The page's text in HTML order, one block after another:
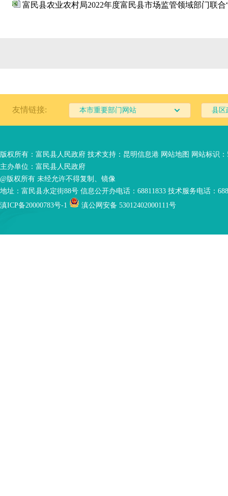
富民县农业农村局2022年度富民县市场监管领域部门联
友情链接: 本市重要部门网站 县区
版权所有：富民县人民政府 技术支持： 昆明信息港 网站地图 网站标识：
主办单位：富民县人民政府
@版权所有 未经允许不得复制、镜像
地址：富民县永定街88号 信息公开办电话：68811833 技术服务电话：
滇ICP备20000783号-1
滇公网安备 53012402000111号